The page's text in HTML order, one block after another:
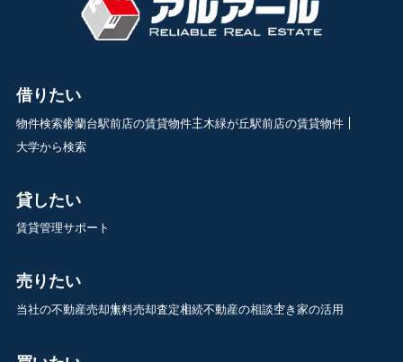
借りたい
物件検索鈴蘭台駅前店の賃貸物件三木緑が丘駅前店の賃貸物件
大学から検索
貸したい
賃貸管理サポート
売りたい
当社の不動産売却無料売却査定相続不動産の相談空き家の活用